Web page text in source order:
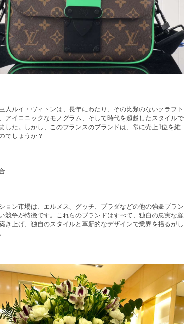
人ルイ・ヴィトンは、長年にわたり、その比類のないクラフト
アイコニックなモノグラム、そして時代を超越したスタイルで
した。しかし、このフランスのブランドは、常に売上1位を維
でしょうか？
ョン市場は、エルメス、グッチ、プラダなどの他の強豪ブラン
競争が特徴です。これらのブランドはすべて、独自の忠実な顧
き上げ、独自のスタイルと革新的なデザインで業界を揺るがし